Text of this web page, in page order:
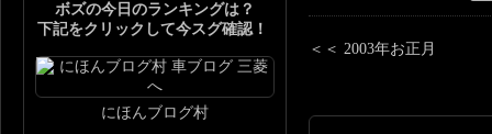
＜＜ 2003年お正月
ボズの今日のランキングは？
下記をクリックして今スグ確認！
にほんブログ村